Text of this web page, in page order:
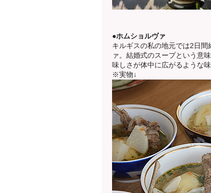
●ホムショルヴァ
キルギスの私の地元では2日
ァ。結婚式のスープという意
味しさが体中に広がるような
※実物↓